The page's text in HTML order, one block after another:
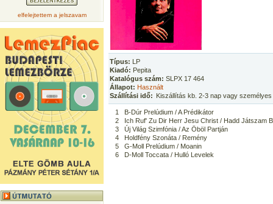
elfelejtettem a jelszavam
Típus: LP
Kiadó: Pepita
Katalógus szám: SLPX 17 464
Állapot: Használt
Szállítási idő: Kiszállítás kb. 2-3 nap vagy
1
B-Dúr Prelúdium / A Prédikátor
2
Ich Ruf' Zu Dir Herr Jesu Christ / Hadd Játszam
3
Új Világ Szimfónia / Az Öböl Partján
4
Holdfény Szonáta / Remény
5
G-Moll Prelúdium / Moanin
6
D-Moll Toccata / Hulló Levelek